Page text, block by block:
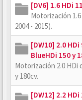
[DV6] 1.6 HDi
Motorización
2004 - 2015).
[DW10] 2.0 HDi
BlueHDi 150 y
Motorización 2.0 HDi
y 180cv.
[DW12] 2.2 HDi